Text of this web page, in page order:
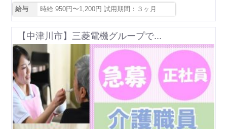
給与 時給 950円〜1,200円 試用期間：３ヶ月
【中津川市】三菱電機グループで...